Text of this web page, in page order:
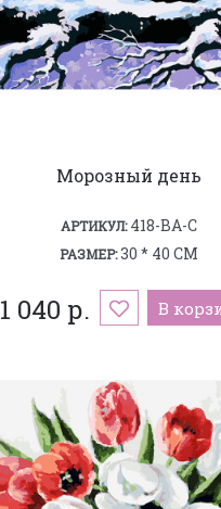
Морозный день
АРТИКУЛ:418-BA-C
РАЗМЕР:30 * 40 СМ
1 040 р. В